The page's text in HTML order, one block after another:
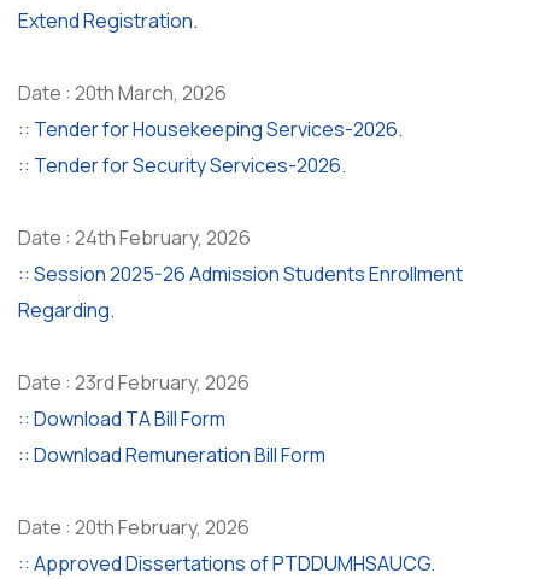
Extend Registration.
Date : 20th March, 2026
:: Tender for Housekeeping Services-2026.
:: Tender for Security Services-2026.
Date : 24th February, 2026
:: Session 2025-26 Admission Students Enrollment
Regarding.
Date : 23rd February, 2026
:: Download TA Bill Form
:: Download Remuneration Bill Form
Date : 20th February, 2026
:: Approved Dissertations of PTDDUMHSAUCG.